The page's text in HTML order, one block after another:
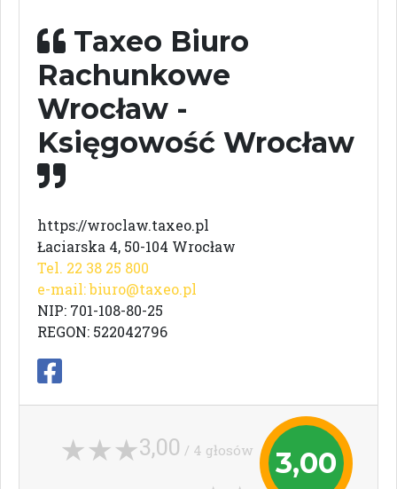
Taxeo Biuro
Rachunkowe
Wrocław -
Księgowość Wrocław
https://wroclaw.taxeo.pl
Łaciarska 4, 50-104 Wrocław
Tel. 22 38 25 800
e-mail:biuro@taxeo.pl
NIP: 701-108-80-25
REGON: 522042796
3,00
3,00 / 4 głosów